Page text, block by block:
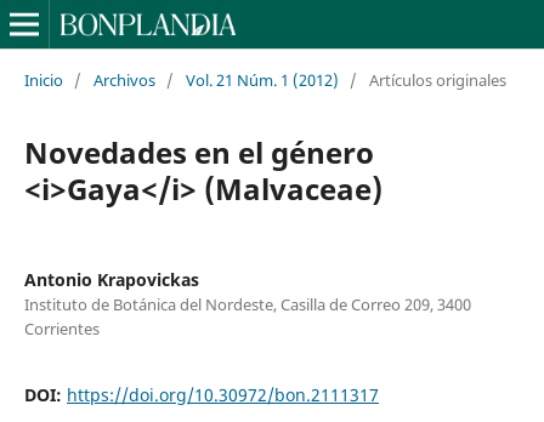
Inicio / Archivos / Vol. 21 Núm. 1 (2012) / Artículos originales
Novedades en el género
<i>Gaya</i> (Malvaceae)
Antonio Krapovickas
Instituto de Botánica del Nordeste, Casilla de Correo 209, 3400
Corrientes
DOI: https://doi.org/10.30972/bon.2111317